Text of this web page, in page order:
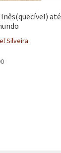
Inês(quecível) até
Silveira